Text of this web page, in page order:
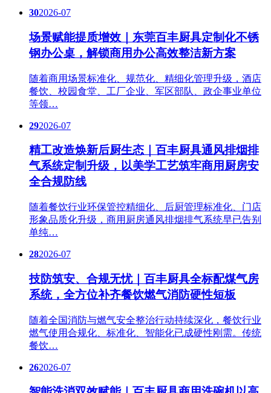
302026-07
场景赋能提质增效｜东莞百丰厨具定制化不锈
钢办公桌，解锁商用办公高效整洁新方案
随着商用场景标准化、规范化、精细化管理升级，酒店
餐饮、校园食堂、工厂企业、军区部队、政企事业单位
等领…
292026-07
精工改造焕新后厨生态｜百丰厨具通风排烟排
气系统定制升级，以美学工艺筑牢商用厨房安
全合规防线
随着餐饮行业环保管控精细化、后厨管理标准化、门店
形象品质化升级，商用厨房通风排烟排气系统早已告别
单纯…
282026-07
技防筑安、合规无忧｜百丰厨具全标配煤气房
系统，全方位补齐餐饮燃气消防硬性短板
随着全国消防与燃气安全整治行动持续深化，餐饮行业
燃气使用合规化、标准化、智能化已成硬性刚需。传统
餐饮…
262026-07